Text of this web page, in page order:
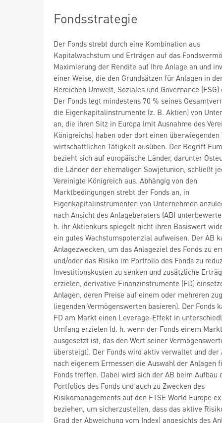
Fondsstrategie
Der Fonds strebt durch eine Kombination aus
Kapitalwachstum und Erträgen auf das
Maximierung der Rendite auf Ihre Anlage an und
einer Weise, die den Grundsätzen für Anlagen in
Bereichen Umwelt, Soziales und Governance
Der Fonds legt mindestens 70 % seines
die Eigenkapitalinstrumente (z. B. Aktien) von
an, die ihren Sitz in Europa (mit Ausnahme des
Königreichs) haben oder dort einen
wirtschaftlichen Tätigkeit ausüben. Der Begriff
bezieht sich auf europäische Länder, darunter
die Länder der ehemaligen Sowjetunion, schließt
Vereinigte Königreich aus. Abhängig von den
Marktbedingungen strebt der Fonds an, in
Eigenkapitalinstrumenten von Unternehmen
nach Ansicht des Anlageberaters (AB)
h. ihr Aktienkurs spiegelt nicht ihren Basiswert
ein gutes Wachstumspotenzial aufweisen. Der AB
Anlagezwecken, um das Anlageziel des Fonds zu
und/oder das Risiko im Portfolio des Fonds zu
Investitionskosten zu senken und zusätzliche
erzielen, derivative Finanzinstrumente (FD)
Anlagen, deren Preise auf einem oder mehreren
liegenden Vermögenswerten basieren). Der Fonds
FD am Markt einen Leverage-Effekt in
Umfang erzielen (d. h. wenn der Fonds einem
ausgesetzt ist, das den Wert seiner
übersteigt). Der Fonds wird aktiv verwaltet und der
nach eigenem Ermessen die Auswahl der Anlagen
Fonds treffen. Dabei wird sich der AB beim Aufbau
Portfolios des Fonds und auch zu Zwecken des
Risikomanagements auf den FTSE World Europe
beziehen, um sicherzustellen, dass das aktive
Grad der Abweichung vom Index) angesichts des